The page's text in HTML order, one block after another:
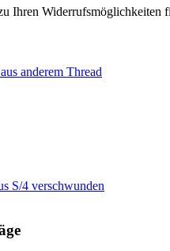
Ihren Widerrufsmöglichkeiten
anderem Thread
S/4 verschwunden